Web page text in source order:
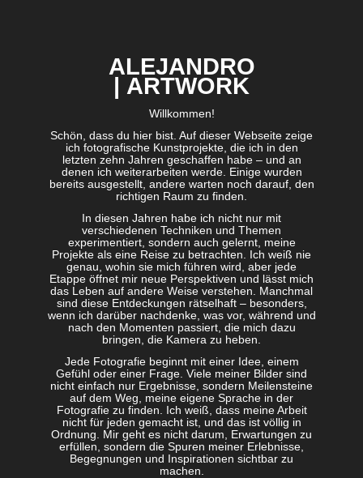
ALEJANDRO
| ARTWORK
Willkommen!
Schön, dass du hier bist. Auf dieser Webseite zeige
ich fotografische Kunstprojekte, die ich in den
letzten zehn Jahren geschaffen habe – und an
denen ich weiterarbeiten werde. Einige wurden
bereits ausgestellt, andere warten noch darauf, den
richtigen Raum zu finden.
In diesen Jahren habe ich nicht nur mit
verschiedenen Techniken und Themen
experimentiert, sondern auch gelernt, meine
Projekte als eine Reise zu betrachten. Ich weiß nie
genau, wohin sie mich führen wird, aber jede
Etappe öffnet mir neue Perspektiven und lässt mich
das Leben auf andere Weise verstehen. Manchmal
sind diese Entdeckungen rätselhaft – besonders,
wenn ich darüber nachdenke, was vor, während und
nach den Momenten passiert, die mich dazu
bringen, die Kamera zu heben.
Jede Fotografie beginnt mit einer Idee, einem
Gefühl oder einer Frage. Viele meiner Bilder sind
nicht einfach nur Ergebnisse, sondern Meilensteine
auf dem Weg, meine eigene Sprache in der
Fotografie zu finden. Ich weiß, dass meine Arbeit
nicht für jeden gemacht ist, und das ist völlig in
Ordnung. Mir geht es nicht darum, Erwartungen zu
erfüllen, sondern die Spuren meiner Erlebnisse,
Begegnungen und Inspirationen sichtbar zu
machen.